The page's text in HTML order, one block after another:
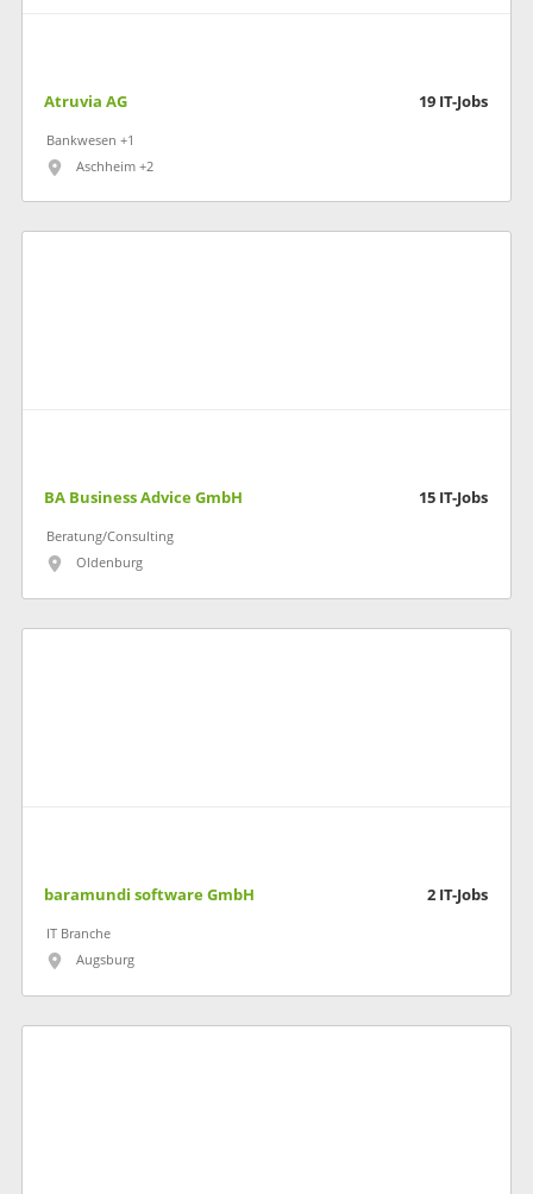
Atruvia AG 19 IT-Jobs
Bankwesen +1
Aschheim +2
BA Business Advice GmbH 15 IT-Jobs
Beratung/Consulting
Oldenburg
baramundi software GmbH 2 IT-Jobs
IT Branche
Augsburg